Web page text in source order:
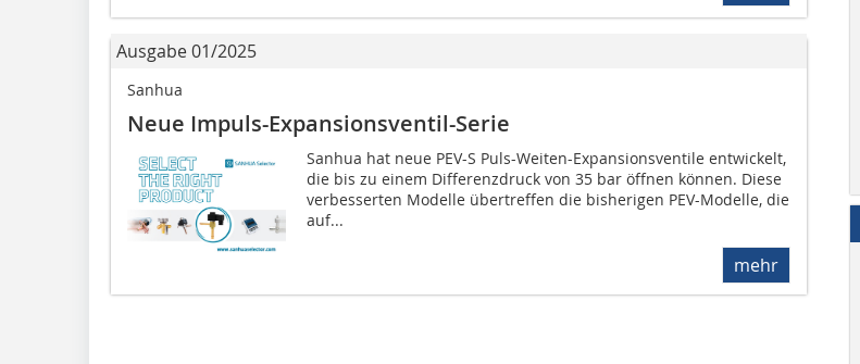
Ausgabe 01/2025
Sanhua
Neue Impuls-Expansions­ventil-Serie
Sanhua hat neue PEV-S Puls-Weiten-Expansionsventile entwickelt,
die bis zu einem Differenzdruck von 35 bar öffnen können. Diese
verbesserten Modelle übertreffen die bisherigen PEV-Modelle, die
auf...
mehr